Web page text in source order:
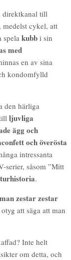
direktkanal till
cykel, att
spela kubb i sin
med
en av sina
kondomfylld
den härliga
ljuvliga
ägg och
och överösta
intressanta
serier, såsom ”Mitt
.
zestar zestar
att säga att man
Inte helt
om detta, och